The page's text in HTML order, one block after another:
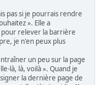
pas si je pourrais rendre
». Elle a
relever la barrière
je n'en peux plus
un peu sur la page
là, là, voilà ». Quand je
la dernière page de